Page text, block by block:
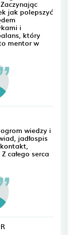
jak polepszyć
i
który
mentor w
wiedzy i
jadłospis
całego serca